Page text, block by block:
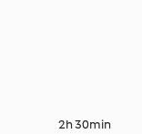
2h 30min